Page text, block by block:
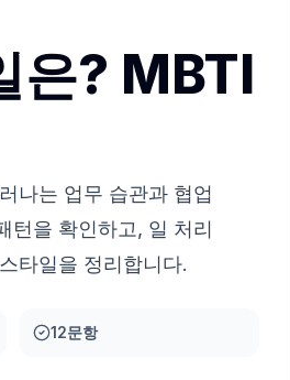
은? MBTI
나는 업무 습관과 협업
턴을 확인하고, 일 처리
타일을 정리합니다.
12문항